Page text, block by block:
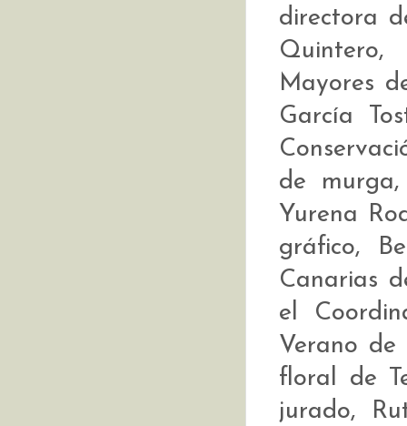
directora
Mayores
García
de
Yurena
gráfico,
Canarias
el
Verano de
floral de
jurado,